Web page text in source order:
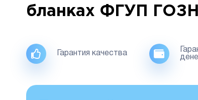
бланках ФГУП
Гарантия качества